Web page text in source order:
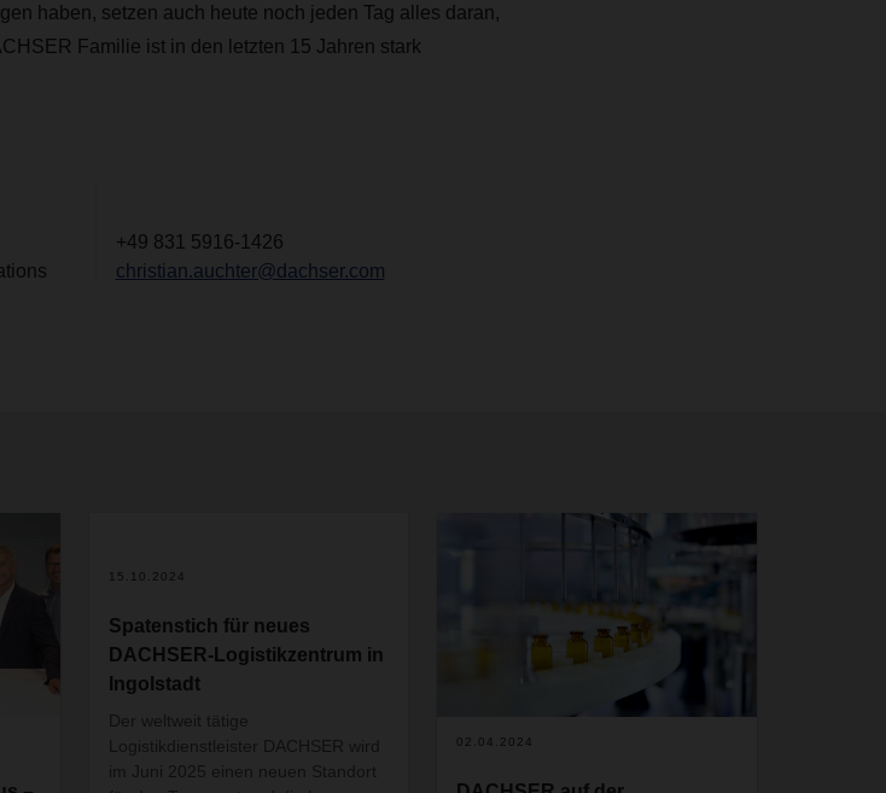
haben, setzen auch heute noch jeden Tag alles daran,
Familie ist in den letzten 15 Jahren stark
+49 831 5916-1426
christian.auchter@dachser.com
15.10.2024
Spatenstich für neues
DACHSER-Logistikzentrum in
Ingolstadt
Der weltweit tätige
Logistikdienstleister DACHSER wird
im Juni 2025 einen neuen Standort
02.04.2024